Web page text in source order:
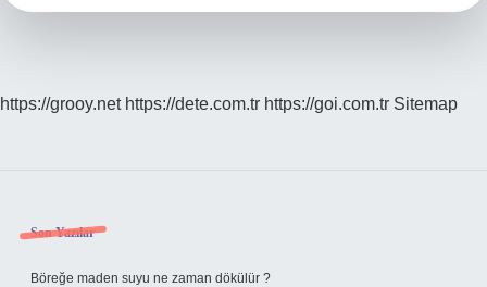
https://grooy.net https://dete.com.tr https://goi.com.tr Sitemap
Sidebar
Son Yazılar
Böreğe maden suyu ne zaman dökülür ?